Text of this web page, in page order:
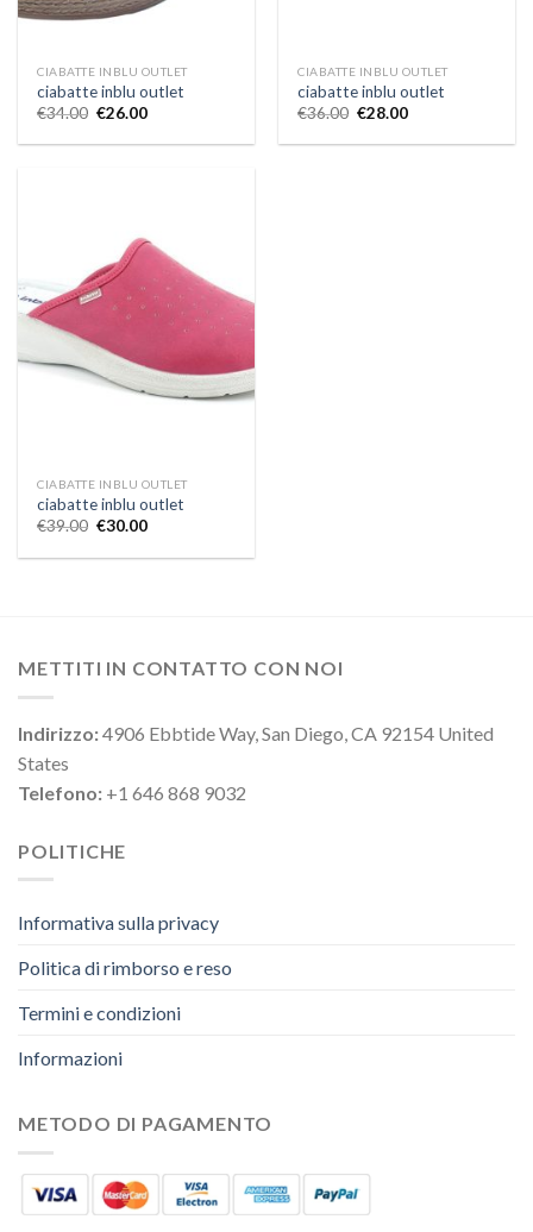
CIABATTE INBLU OUTLET
ciabatte inblu outlet
€34.00 €26.00
CIABATTE INBLU OUTLET
ciabatte inblu outlet
€36.00 €28.00
CIABATTE INBLU OUTLET
ciabatte inblu outlet
€39.00 €30.00
METTITI IN CONTATTO CON NOI
Indirizzo:4906 Ebbtide Way, San Diego, CA 92154 United
States
Telefono: +1 646 868 9032
POLITICHE
Informativa sulla privacy
Politica di rimborso e reso
Termini e condizioni
Informazioni
METODO DI PAGAMENTO